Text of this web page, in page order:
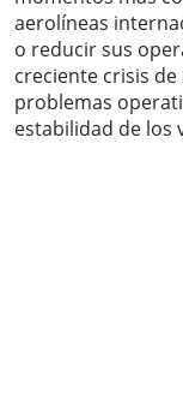
aerolíneas
o reducir sus
creciente crisis
problemas
estabilidad de los